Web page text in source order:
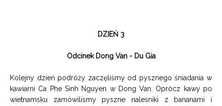
DZIEŃ 3
Odcinek Dong Van - Du Gia
Kolejny dzień podróży zaczęliśmy od pysznego śniadania w
kawiarni Ca Phe Sinh Nguyen w Dong Van. Oprócz kawy po
wietnamsku zamówiliśmy pyszne naleśniki z bananami i